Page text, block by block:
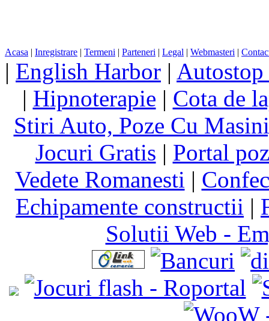
Acasa | Inregistrare | Termeni | Parteneri | Legal | Webmasteri |
| English Harbor |
| Hipnoterapie | Cota de
Stiri Auto, Poze Cu
Jocuri Gratis | Portal
Vedete Romanesti |
Echipamente constructii |
Solutii Web -